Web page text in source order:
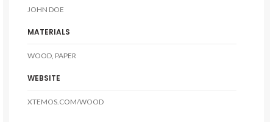
JOHN DOE
MATERIALS
WOOD, PAPER
WEBSITE
XTEMOS.COM/WOOD